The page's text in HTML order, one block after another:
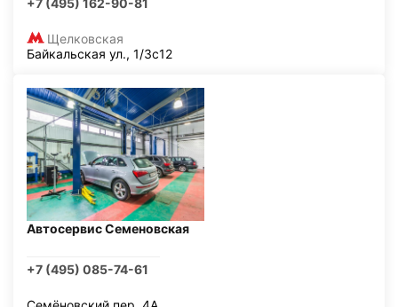
+7 (495) 162-90-81
Щелковская
Байкальская ул., 1/3с12
Автосервис Семеновская
+7 (495) 085-74-61